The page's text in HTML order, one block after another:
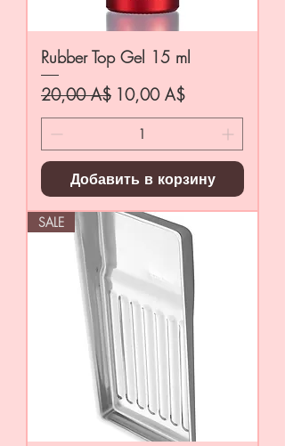
Rubber Top Gel 15 ml
Обычная цена
20,00 A$ Цена со скидкой
10,00 A$
Добавить в корзину
SALE